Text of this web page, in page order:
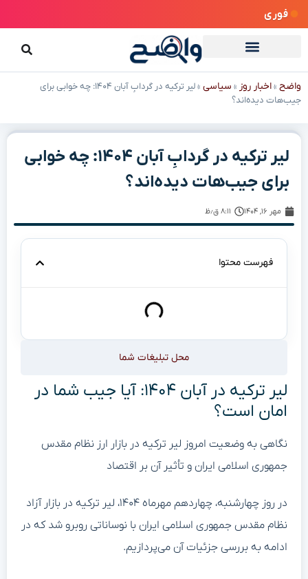
فوری
واضح »اخبار روز » سیاسی »
لیر ترکیه در گردابِ آبان ۱۴۰۴: چه خوابی برای
جیب‌هات دیده‌اند؟
لیر ترکیه در گردابِ آبان ۱۴۰۴: چه خوابی
برای جیب‌هات دیده‌اند؟
مهر ۱۶, ۱۴۰۴ ۸:۱۱ ق٫ظ
فهرست محتوا
محل تبلیغات شما
لیر ترکیه در آبان ۱۴۰۴: آیا جیب شما در
امان است؟
نگاهی به وضعیت امروز لیر ترکیه در بازار ارز نظام مقدس
جمهوری اسلامی ایران و تأثیر آن بر اقتصاد
در روز چهارشنبه، چهاردهم مهرماه ۱۴۰۴، لیر ترکیه در بازار آزاد
نظام مقدس جمهوری اسلامی ایران با نوساناتی روبرو شد که در
ادامه به بررسی جزئیات آن می‌پردازیم.